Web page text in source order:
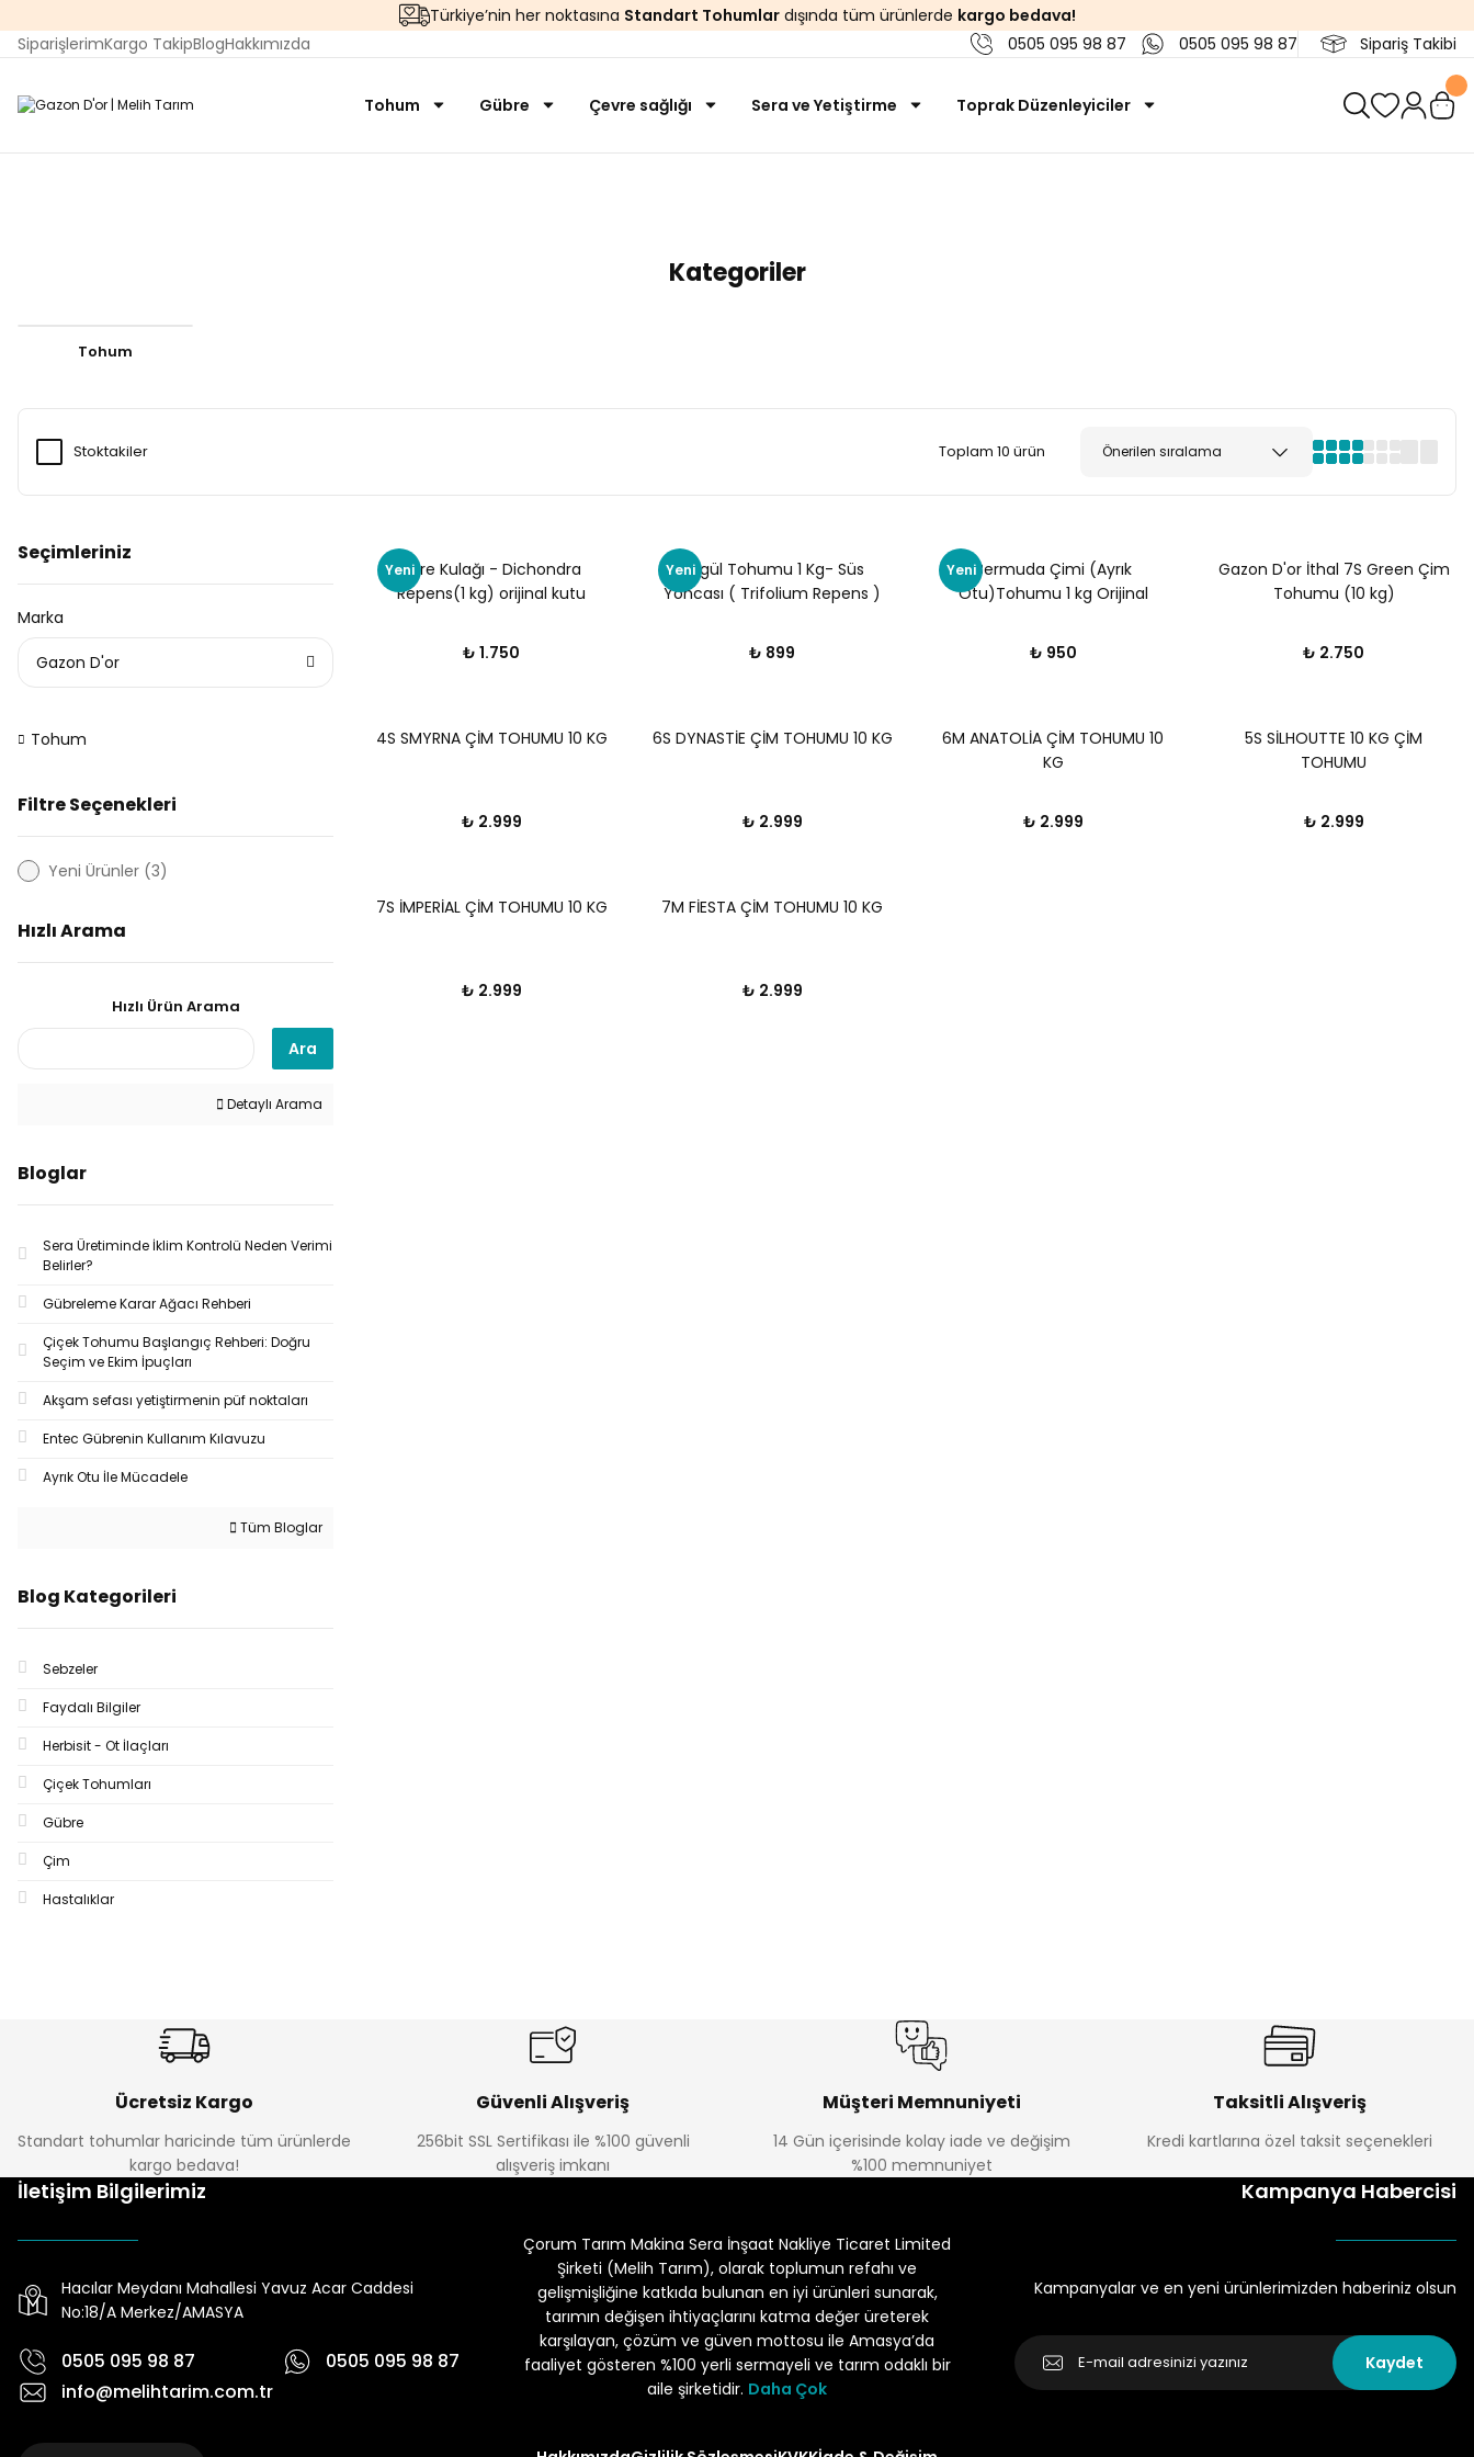
Türkiye’nin her noktasına Standart Tohumlardışında tüm ürünlerde kargo bedava!
SiparişlerimKargo TakipBlogHakkımızda 0505 095 98 87 0505 095 98 87 Sipariş Takibi
Tohum Gübre Çevre sağlığı Sera ve Yetiştirme Toprak Düzenleyiciler
Kategoriler
Tohum
Stoktakiler Toplam 10 ürün
Seçimleriniz
Marka
Gazon D'or
Tohum
Filtre Seçenekleri
Yeni Ürünler (3)
Hızlı Arama
Hızlı Ürün Arama
Ara
Detaylı Arama
Bloglar
Sera Üretiminde İklim Kontrolü Neden Verimi
Belirler?
Gübreleme Karar Ağacı Rehberi
Çiçek Tohumu Başlangıç Rehberi: Doğru
Seçim ve Ekim İpuçları
Akşam sefası yetiştirmenin püf noktaları
Entec Gübrenin Kullanım Kılavuzu
Ayrık Otu İle Mücadele
Tüm Bloglar
Blog Kategorileri
Sebzeler
Faydalı Bilgiler
Herbisit - Ot İlaçları
Çiçek Tohumları
Gübre
Çim
Hastalıklar
YeniFare Kulağı - Dichondra
Repens(1 kg) orijinal kutu
₺ 1.750
YeniÜçgül Tohumu 1 Kg- Süs
Yoncası ( Trifolium Repens )
₺ 899
YeniBermuda Çimi (Ayrık
Otu)Tohumu 1 kg Orijinal
₺ 950
Gazon D'or İthal 7S Green Çim
Tohumu (10 kg)
₺ 2.750
4S SMYRNA ÇİM TOHUMU 10 KG
₺ 2.999
6S DYNASTİE ÇİM TOHUMU 10 KG
₺ 2.999
6M ANATOLİA ÇİM TOHUMU 10
KG
₺ 2.999
5S SİLHOUTTE 10 KG ÇİM
TOHUMU
₺ 2.999
7S İMPERİAL ÇİM TOHUMU 10 KG
₺ 2.999
7M FİESTA ÇİM TOHUMU 10 KG
₺ 2.999
Ücretsiz Kargo
Standart tohumlar haricinde tüm ürünlerde
kargo bedava!
Güvenli Alışveriş
256bit SSL Sertifikası ile %100 güvenli
alışveriş imkanı
Müşteri Memnuniyeti
14 Gün içerisinde kolay iade ve değişim
%100 memnuniyet
Taksitli Alışveriş
Kredi kartlarına özel taksit seçenekleri
İletişim Bilgilerimiz
Hacılar Meydanı Mahallesi Yavuz Acar Caddesi
No:18/A Merkez/AMASYA
0505 095 98 87
0505 095 98 87
info@melihtarim.com.tr
Çorum Tarım Makina Sera İnşaat Nakliye Ticaret Limited
Şirketi (Melih Tarım), olarak toplumun refahı ve
gelişmişliğine katkıda bulunan en iyi ürünleri sunarak,
tarımın değişen ihtiyaçlarını katma değer üreterek
karşılayan, çözüm ve güven mottosu ile Amasya’da
faaliyet gösteren %100 yerli sermayeli ve tarım odaklı bir
aile şirketidir. Daha Çok
Kampanya Habercisi
Kampanyalar ve en yeni ürünlerimizden haberiniz olsun
Kaydet